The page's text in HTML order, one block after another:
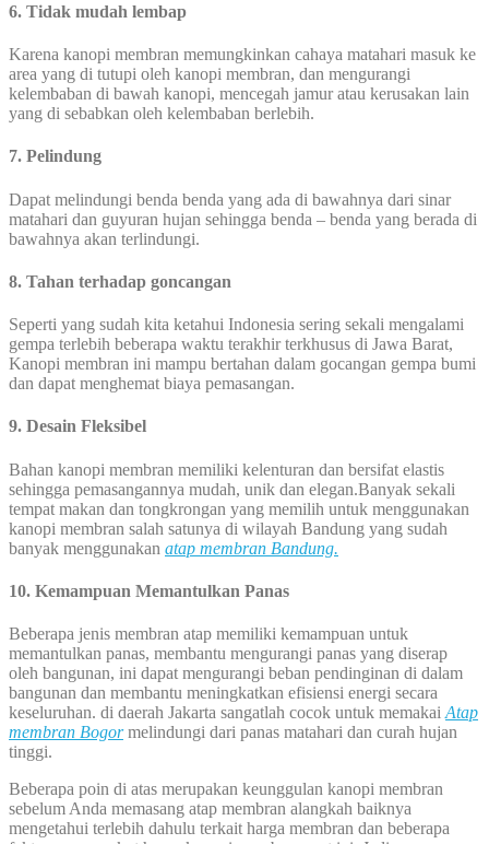
6. Tidak mudah lembap
Karena kanopi membran memungkinkan cahaya matahari masuk ke
area yang di tutupi oleh kanopi membran, dan mengurangi
kelembaban di bawah kanopi, mencegah jamur atau kerusakan lain
yang di sebabkan oleh kelembaban berlebih.
7. Pelindung
Dapat melindungi benda benda yang ada di bawahnya dari sinar
matahari dan guyuran hujan sehingga benda – benda yang berada di
bawahnya akan terlindungi.
8. Tahan terhadap goncangan
Seperti yang sudah kita ketahui Indonesia sering sekali mengalami
gempa terlebih beberapa waktu terakhir terkhusus di Jawa Barat,
Kanopi membran ini mampu bertahan dalam gocangan gempa bumi
dan dapat menghemat biaya pemasangan.
9. Desain Fleksibel
Bahan kanopi membran memiliki kelenturan dan bersifat elastis
sehingga pemasangannya mudah, unik dan elegan.Banyak sekali
tempat makan dan tongkrongan yang memilih untuk menggunakan
kanopi membran salah satunya di wilayah Bandung yang sudah
banyak menggunakan atap membran Bandung.
10. Kemampuan Memantulkan Panas
Beberapa jenis membran atap memiliki kemampuan untuk
memantulkan panas, membantu mengurangi panas yang diserap
oleh bangunan, ini dapat mengurangi beban pendinginan di dalam
bangunan dan membantu meningkatkan efisiensi energi secara
keseluruhan. di daerah Jakarta sangatlah cocok untuk memakai Atap
membran Bogormelindungi dari panas matahari dan curah hujan
tinggi.
Beberapa poin di atas merupakan keunggulan kanopi membran
sebelum Anda memasang atap membran alangkah baiknya
mengetahui terlebih dahulu terkait harga membran dan beberapa